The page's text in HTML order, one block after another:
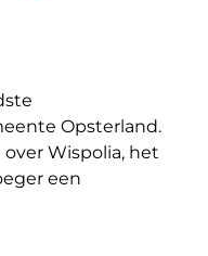
Opsterland.
over Wispolia, het
een